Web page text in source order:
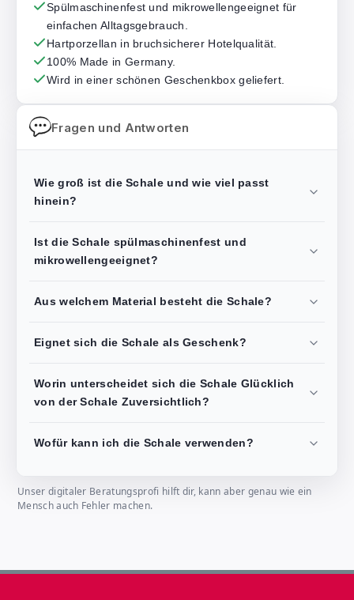
Spülmaschinenfest und mikrowellengeeignet für
einfachen Alltagsgebrauch.
Hartporzellan in bruchsicherer Hotelqualität.
100% Made in Germany.
Wird in einer schönen Geschenkbox geliefert.
Fragen und Antworten
Wie groß ist die Schale und wie viel passt
hinein?
Ist die Schale spülmaschinenfest und
mikrowellengeeignet?
Aus welchem Material besteht die Schale?
Eignet sich die Schale als Geschenk?
Worin unterscheidet sich die Schale Glücklich
von der Schale Zuversichtlich?
Wofür kann ich die Schale verwenden?
Unser digitaler Beratungsprofi hilft dir, kann aber genau wie ein
Mensch auch Fehler machen.